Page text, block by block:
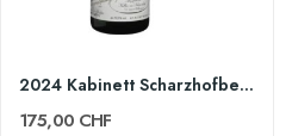
2024 Kabinett Scharzhofberger 75cl - Egon Müller
175,00 CHF